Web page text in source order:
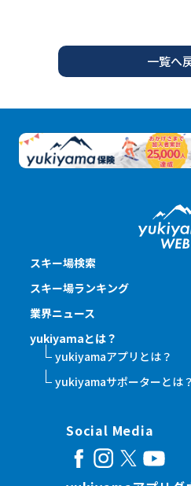
一覧へ
スキー場検索
スキー場ランキング
業界ニュース
yukiyamaとは？
yukiyamaアプリとは？
yukiyamaサポーターとは？
Social Media